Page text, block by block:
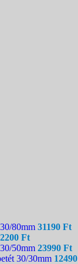
80mm 31190 Ft
2200 Ft
50mm 23990 Ft
30/30mm 12490